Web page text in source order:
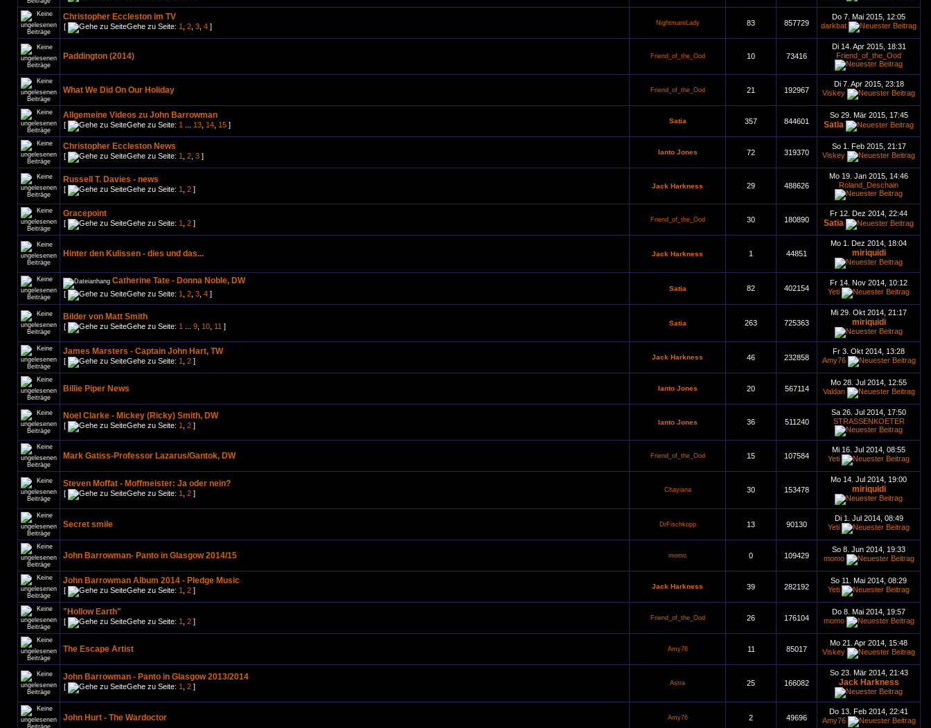
Christopher Eccleston im TV
[ Gehe zu Seite: 1 2 3 4 ] NightmareLady 83 857729
Do 7. Mai 2015, 12:05
darkbat
Paddington (2014) Friend_of_the_Ood 10 73416
Di 14. Apr 2015, 18:31
Friend_of_the_Ood
What We Did On Our Holiday Friend_of_the_Ood 21 192967
Di 7. Apr 2015, 23:18
Viskey
Allgemeine Videos zu John Barrowman
[ Gehe zu Seite: 1 13 14 15 ] Satia 357 844601
So 29. Mär 2015, 17:45
Satia
Christopher Eccleston News
[ Gehe zu Seite: 1 2 3 ] Ianto Jones 72 319370
So 1. Feb 2015, 21:17
Viskey
Russell T. Davies - news
[ Gehe zu Seite: 1 2 ] Jack Harkness 29 488626
Mo 19. Jan 2015, 14:46
Roland_Deschain
Gracepoint
[ Gehe zu Seite: 1 2 ] Friend_of_the_Ood 30 180890
Fr 12. Dez 2014, 22:44
Satia
Hinter den Kulissen - dies und das... Jack Harkness 1 44851
Mo 1. Dez 2014, 18:04
miriquidi
Catherine Tate - Donna Noble, DW
[ Gehe zu Seite: 1 2 3 4 ]
Satia 82 402154
Fr 14. Nov 2014, 10:12
Yeti
Bilder von Matt Smith
[ Gehe zu Seite: 1 9 10 11 ] Satia 263 725363
Mi 29. Okt 2014, 21:17
miriquidi
James Marsters - Captain John Hart, TW
[ Gehe zu Seite: 1 2 ] Jack Harkness 46 232858
Fr 3. Okt 2014, 13:28
Amy76
Billie Piper News Ianto Jones 20 567114
Mo 28. Jul 2014, 12:55
Valdan
Noel Clarke - Mickey (Ricky) Smith, DW
[ Gehe zu Seite: 1 2 ] Ianto Jones 36 511240
Sa 26. Jul 2014, 17:50
STRASSENKOETER
Mark Gatiss-Professor Lazarus/Gantok, DW Friend_of_the_Ood 15 107584
Mi 16. Jul 2014, 08:55
Yeti
Steven Moffat - Moffmeister: Ja oder nein?
[ Gehe zu Seite: 1 2 ] Chayiana 30 153478
Mo 14. Jul 2014, 19:00
miriquidi
Secret smile DrFischkopp 13 90130
Di 1. Jul 2014, 08:49
Yeti
John Barrowman- Panto in Glasgow 2014/15 momo 0 109429
So 8. Jun 2014, 19:33
momo
John Barrowman Album 2014 - Pledge Music
[ Gehe zu Seite: 1 2 ] Jack Harkness 39 282192
So 11. Mai 2014, 08:29
Yeti
"Hollow Earth"
[ Gehe zu Seite: 1 2 ] Friend_of_the_Ood 26 176104
Do 8. Mai 2014, 19:57
momo
The Escape Artist Amy76 11 85017
Mo 21. Apr 2014, 15:48
Viskey
John Barrowman - Panto in Glasgow 2013/2014
[ Gehe zu Seite: 1 2 ] Astra 25 166082
So 23. Mär 2014, 21:43
Jack Harkness
John Hurt - The Wardoctor Amy76 2 49696
Do 13. Feb 2014, 22:41
Amy76